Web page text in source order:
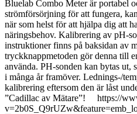
Bluelab Combo Meter är portabel
strömförsörjning för att fungera,
när som helst för att hjälpa dig att
näringsbehov. Kalibrering av pH-
instruktioner finns på baksidan av
tryckknappmetoden gör denna till
använda. PH-sonden kan bytas ut,
i många år framöver. Lednings-/
kalibrering eftersom den är låst
”Cadillac av Mätare”! https://